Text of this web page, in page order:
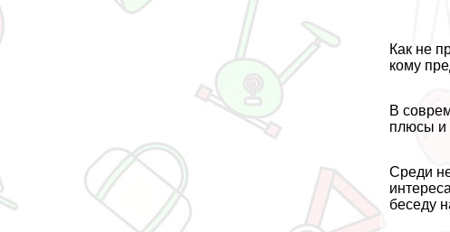
Как не
кому
В
плюсы и
Среди
беседу